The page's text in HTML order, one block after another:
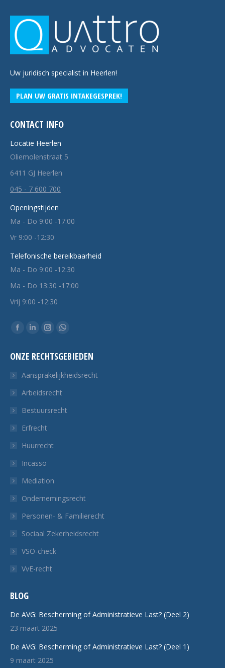
Uw juridisch specialist in Heerlen!
PLAN UW GRATIS INTAKEGESPREK!
CONTACT INFO
Locatie Heerlen
Oliemolenstraat 5
6411 GJ Heerlen
045 - 7 600 700
Openingstijden
Ma - Do 9:00 -17:00
Vr 9:00 -12:30
Telefonische bereikbaarheid
Ma - Do 9:00 -12:30
Ma - Do 13:30 -17:00
Vrij 9:00 -12:30
Vind ons op:
Facebook
opent
nieuw
tabblad
Linkedin
opent
in
nieuw
tabblad
Instagram
opent
in
nieuw
tabblad
Whatsapp
opent
in
tabblad
ONZE RECHTSGEBIEDEN
Aansprakelijkheidsrecht
Arbeidsrecht
Bestuursrecht
Erfrecht
Huurrecht
Incasso
Mediation
Ondernemingsrecht
Personen- & Familierecht
Sociaal Zekerheidsrecht
VSO-check
VvE-recht
BLOG
De AVG: Bescherming of Administratieve Last? (Deel 2)
23 maart 2025
De AVG: Bescherming of Administratieve Last? (Deel 1)
9 maart 2025